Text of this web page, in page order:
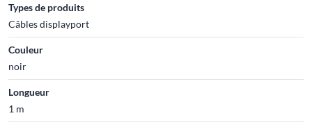
Types de produits
Câbles displayport
Couleur
noir
Longueur
1 m